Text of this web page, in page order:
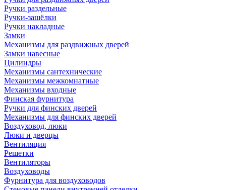
Ручки раздельные
Ручки-защёлки
Ручки накладные
Замки
Механизмы для раздвижных дверей
Замки навесные
Цилиндры
Механизмы сантехнические
Механизмы межкомнатные
Механизмы входные
Финская фурнитура
Ручки для финских дверей
Механизмы для финских дверей
Воздуховод, люки
Люки и дверцы
Вентиляция
Решетки
Вентиляторы
Воздуховоды
Фурнитура для воздуховодов